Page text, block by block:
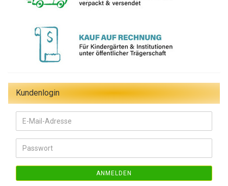
Kundenlogin
E-
Mail-
Adresse
Passwort
ANMELDEN